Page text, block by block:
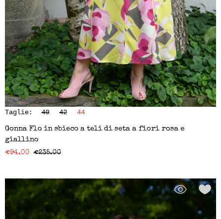
Taglie: 40 42 44
Gonna Flo in sbieco a teli di seta a fiori rosa e
giallino
€94.00 €235.00